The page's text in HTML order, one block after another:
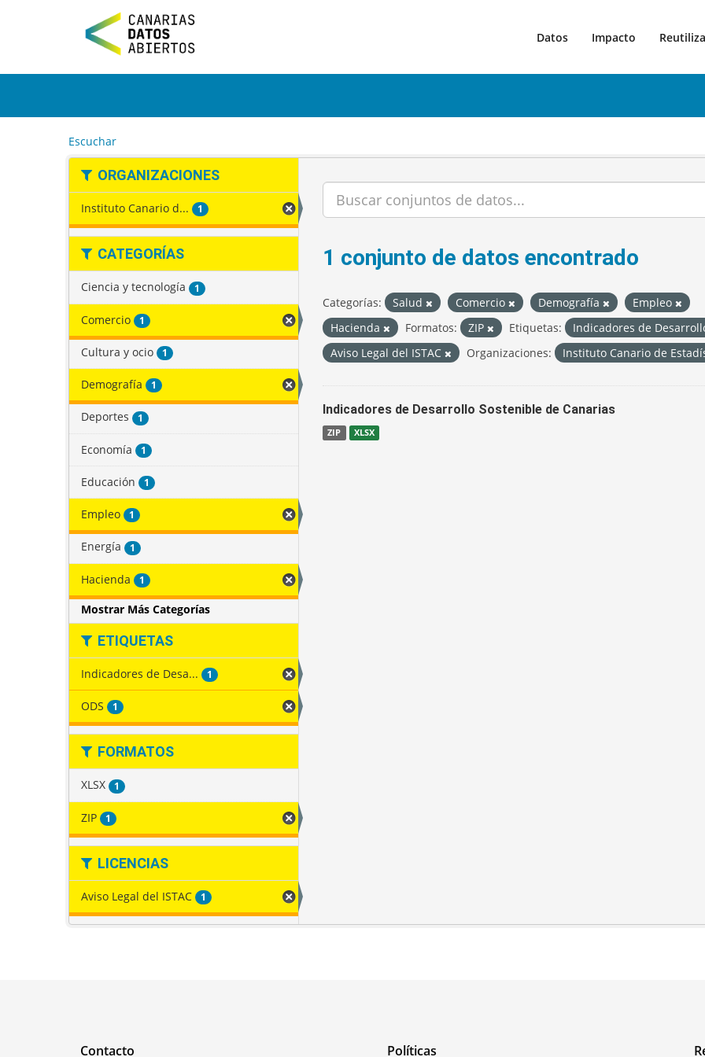
t
Datos Impacto
Escuchar
ORGANIZACIONES
Instituto Canario d... 1
CATEGORÍAS
Ciencia y tecnología 1
Comercio 1
Cultura y ocio 1
Demografía 1
Deportes 1
Economía 1
Educación 1
Empleo 1
Energía 1
Hacienda 1
Mostrar Más Categorías
ETIQUETAS
Indicadores de Desa... 1
ODS 1
FORMATOS
XLSX 1
ZIP 1
LICENCIAS
Aviso Legal del ISTAC 1
1 conjunto de datos encontrado
Categorías: Salud Comercio Demografía
Empleo
Hacienda
Formatos: ZIP Etiquetas: Indicadores de
Aviso Legal del ISTAC
Organizaciones: Instituto Canario de
Indicadores de Desarrollo Sostenible de Canarias
ZIP XLSX
Contacto Políticas